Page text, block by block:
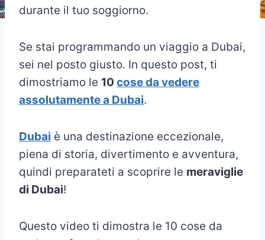
durante il tuo soggiorno.
Se stai programmando un viaggio a Dubai,
sei nel posto giusto. In questo post, ti
dimostriamo le 10 cose da vedere
assolutamente a Dubai.
Dubai è una destinazione eccezionale,
piena di storia, divertimento e avventura,
quindi preparateti a scoprire le meraviglie
di Dubai!
Questo video ti dimostra le 10 cose da